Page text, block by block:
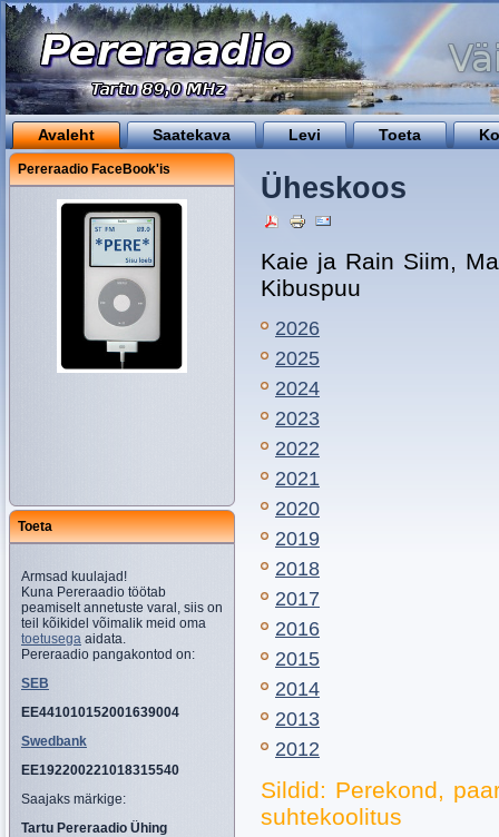
Avaleht Saatekava Levi Toeta
Pereraadio FaceBook'is
Toeta
Armsad kuulajad!
Kuna Pereraadio töötab
peamiselt annetuste varal, siis on
teil kõikidel võimalik meid oma
toetusega aidata.
Pereraadio pangakontod on:
SEB
EE441010152001639004
Swedbank
EE192200221018315540
Saajaks märkige:
Tartu Pereraadio Ühing
Üheskoos
Kaie ja Rain Siim,
Kibuspuu
2026
2025
2024
2023
2022
2021
2020
2019
2018
2017
2016
2015
2014
2013
2012
Sildid: Perekond,
suhtekoolitus